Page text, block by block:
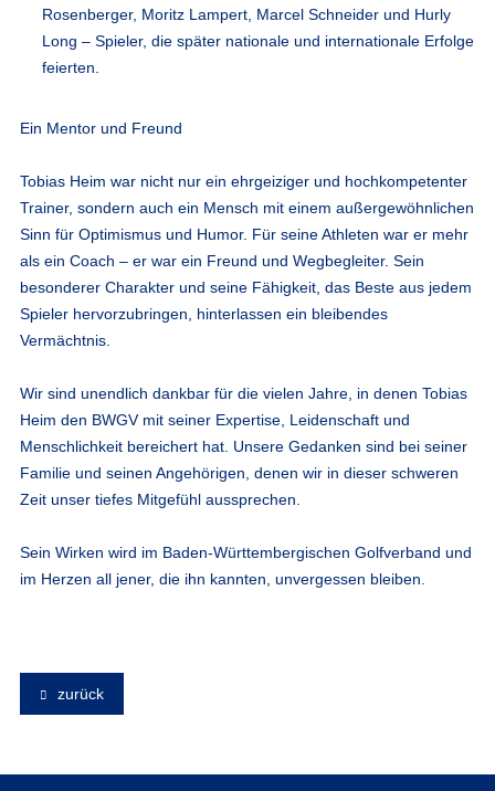
Rosenberger, Moritz Lampert, Marcel Schneider und Hurly
Long – Spieler, die später nationale und internationale Erfolge
feierten.
Ein Mentor und Freund
Tobias Heim war nicht nur ein ehrgeiziger und hochkompetenter
Trainer, sondern auch ein Mensch mit einem außergewöhnlichen
Sinn für Optimismus und Humor. Für seine Athleten war er mehr
als ein Coach – er war ein Freund und Wegbegleiter. Sein
besonderer Charakter und seine Fähigkeit, das Beste aus jedem
Spieler hervorzubringen, hinterlassen ein bleibendes
Vermächtnis.
Wir sind unendlich dankbar für die vielen Jahre, in denen Tobias
Heim den BWGV mit seiner Expertise, Leidenschaft und
Menschlichkeit bereichert hat. Unsere Gedanken sind bei seiner
Familie und seinen Angehörigen, denen wir in dieser schweren
Zeit unser tiefes Mitgefühl aussprechen.
Sein Wirken wird im Baden-Württembergischen Golfverband und
im Herzen all jener, die ihn kannten, unvergessen bleiben.
zurück